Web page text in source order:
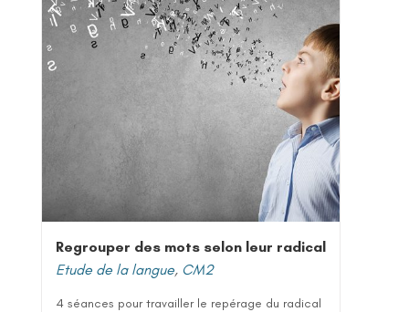
Regrouper des mots selon leur radical
Etude de la langue, CM2
4 séances pour travailler le repérage du radical